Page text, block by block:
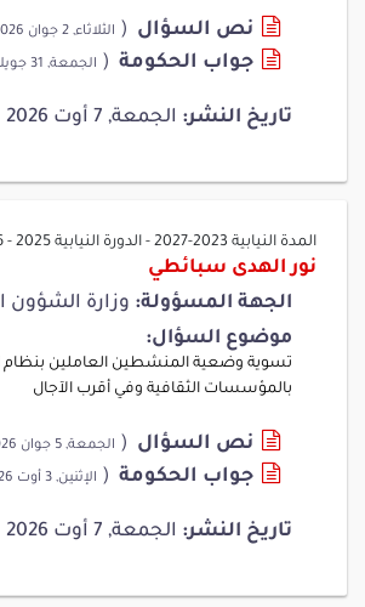
نص السؤال ( الثلاثاء, 2 جوان 2026
جواب الحكومة ( الجمعة, 31 جويلية 2026
تاريخ النشر: الجمعة, 7 أوت 2026
المدة النيابية 2023-2027 - الدورة النيابية 2025 - 2026
نور الهدى سبائطي
الجهة المسؤولة: وزارة الشؤون
موضوع السؤال:
تسوية وضعية المنشطين العاملين
بالمؤسسات الثقافية وفي أقرب الآجال
نص السؤال ( الجمعة, 5 جوان 2026
جواب الحكومة ( الإثنين, 3 أوت 2026
تاريخ النشر: الجمعة, 7 أوت 2026